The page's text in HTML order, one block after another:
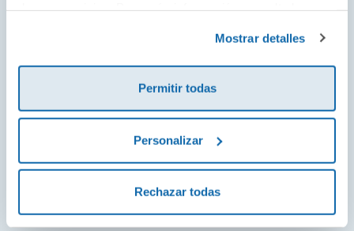
Mostrar detalles
Permitir todas
Personalizar
Rechazar todas
adoradas. Déjate sorprender por la magia de
sus unicornios, monstruos y dragones, o
gatos y caballos. ¡Todos están al alcance de tu
¡Ver todo!